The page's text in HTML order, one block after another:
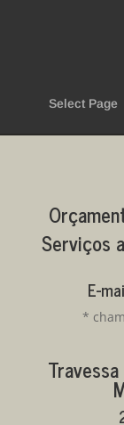
Select Page
Serviços
E-
*